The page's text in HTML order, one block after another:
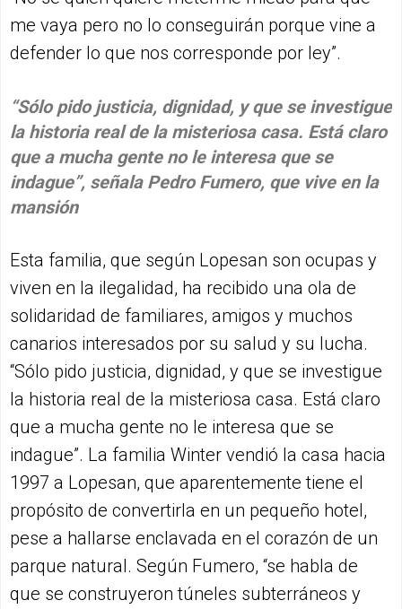
me vaya pero no lo conseguirán porque vine a
defender lo que nos corresponde por ley”.
“Sólo pido justicia, dignidad, y que se investigue
la historia real de la misteriosa casa. Está claro
que a mucha gente no le interesa que se
indague”, señala Pedro Fumero, que vive en la
mansión
Esta familia, que según Lopesan son ocupas y
viven en la ilegalidad, ha recibido una ola de
solidaridad de familiares, amigos y muchos
canarios interesados por su salud y su lucha.
“Sólo pido justicia, dignidad, y que se investigue
la historia real de la misteriosa casa. Está claro
que a mucha gente no le interesa que se
indague”. La familia Winter vendió la casa hacia
1997 a Lopesan, que aparentemente tiene el
propósito de convertirla en un pequeño hotel,
pese a hallarse enclavada en el corazón de un
parque natural. Según Fumero, “se habla de
que se construyeron túneles subterráneos y